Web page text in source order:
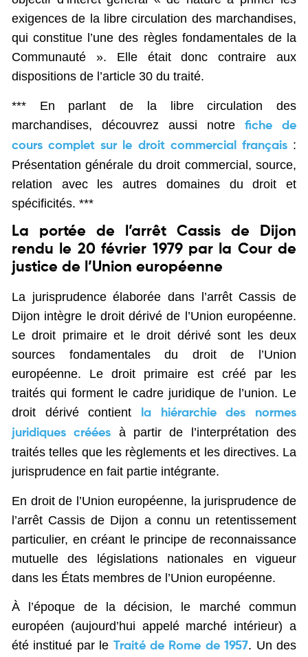
exigences de la libre circulation des marchandises,
qui constitue l’une des règles fondamentales de la
Communauté ». Elle était donc contraire aux
dispositions de l’article 30 du traité.
*** En parlant de la libre circulation des
marchandises, découvrez aussi notre fiche de
cours complet sur le droit commercial français:
Présentation générale du droit commercial, source,
relation avec les autres domaines du droit et
spécificités. ***
La portée de l’arrêt Cassis de Dijon
rendu le 20 février 1979 par la Cour de
justice de l’Union européenne
La jurisprudence élaborée dans l’arrêt Cassis de
Dijon intègre le droit dérivé de l’Union européenne.
Le droit primaire et le droit dérivé sont les deux
sources fondamentales du droit de l’Union
européenne. Le droit primaire est créé par les
traités qui forment le cadre juridique de l’union. Le
droit dérivé contient
la hiérarchie des normes
juridiques créées à partir de l’interprétation des
traités telles que les règlements et les directives. La
jurisprudence en fait partie intégrante.
En droit de l’Union européenne, la jurisprudence de
l’arrêt Cassis de Dijon a connu un retentissement
particulier, en créant le principe de reconnaissance
mutuelle des législations nationales en vigueur
dans les États membres de l’Union européenne.
À l’époque de la décision, le marché commun
européen (aujourd’hui appelé marché intérieur) a
été institué par le Traité de Rome de 1957. Un des